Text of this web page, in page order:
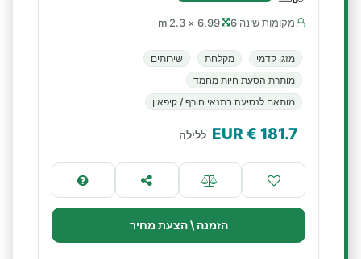
מקומות שינה 6 6.99 × 2.3 m
מזגן קדמי מקלחת
שירותים
מותרת הסעת חיות מחמד
מותאם לנסיעה בתנאי חורף / קיפאון
181.7
€ EUR ללילה
הזמנה \ הצעת מחיר